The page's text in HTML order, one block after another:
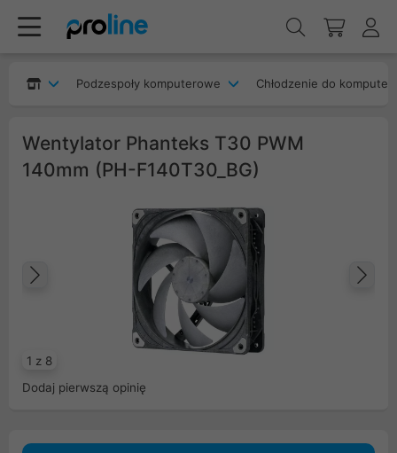
Podzespoły komputerowe Chłodzenie do
Wentylator Phanteks T30 PWM
140mm (PH-F140T30_BG)
1 z 8
Poprzedni
Dodaj pierwszą opinię